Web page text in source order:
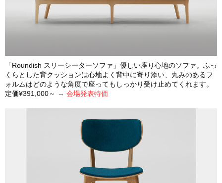
「Roundish スリーシーターソファ」優しい座り心地のソファ。ふっ
くらとした背クッションは心地よく背中に寄り添い、丸みのあるフ
ォルムはどのような角度で座ってもしっかり受け止めてくれます。
定価¥391,000～ → 会場発表特価